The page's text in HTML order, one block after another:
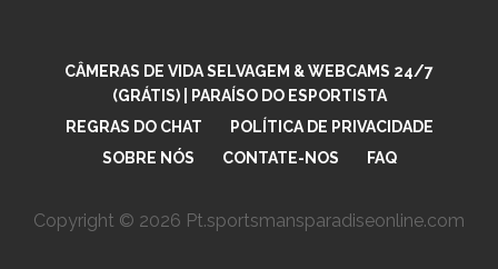
CÂMERAS DE VIDA SELVAGEM & WEBCAMS 24/7
(GRÁTIS) | PARAÍSO DO ESPORTISTA
REGRAS DO CHAT
POLÍTICA DE PRIVACIDADE
SOBRE NÓS
CONTATE-NOS FAQ
Copyright © 2026 Pt.sportsmansparadiseonline.com